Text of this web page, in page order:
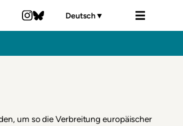
Deutsch▼
um so die Verbreitung europäischer